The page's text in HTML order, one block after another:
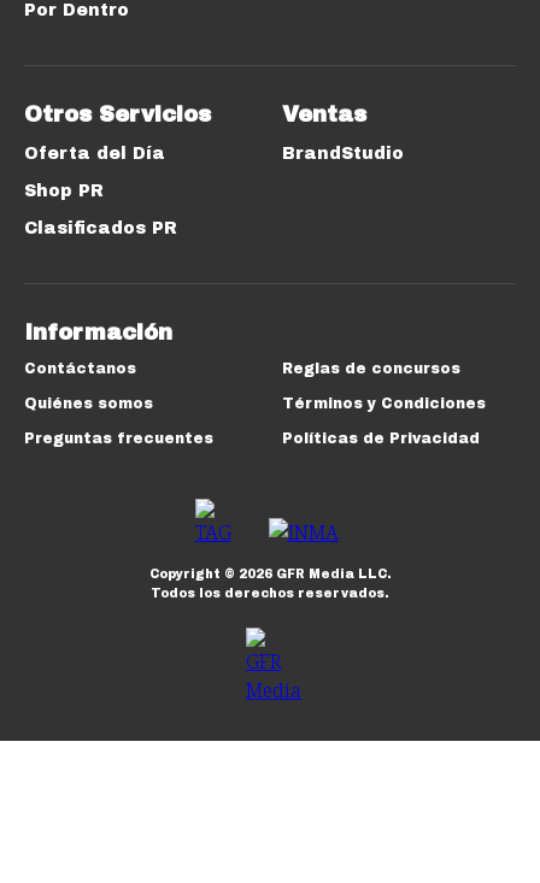
Por Dentro
Otros Servicios
Oferta del Día
Shop PR
Clasificados PR
Ventas
BrandStudio
Información
Contáctanos
Quiénes somos
Preguntas frecuentes
Reglas de concursos
Términos y Condiciones
Políticas de Privacidad
Copyright © 2026GFR Media LLC.
Todos los derechos reservados.